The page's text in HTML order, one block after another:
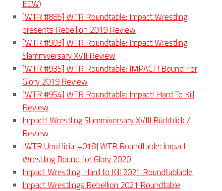
ECW)
[WTR #885] WTR Roundtable: Impact Wrestling
presents Rebellion 2019 Review
[WTR #903] WTR Roundtable: Impact Wrestling
Slammiversary XVII Review
[WTR #935] WTR Roundtable: IMPACT! Bound For
Glory 2019 Review
[WTR #954] WTR Roundtable: Impact! Hard To Kill
Review
Impact! Wrestling Slammiversary XVIII Rückblick /
Review
[WTR Unofficial #018] WTR Roundtable: Impact
Wrestling Bound for Glory 2020
Impact Wrestling: Hard to Kill 2021 Roundtablable
Impact Wrestlings Rebellion 2021 Roundtable